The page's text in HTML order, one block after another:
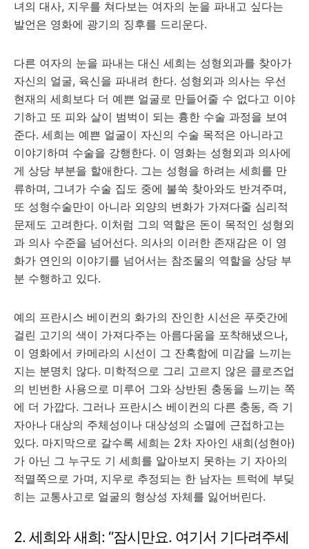
녀의 대사, 지우를 쳐다보는 여자의 눈을 파내고 싶다는
발언은 영화에 광기의 징후를 드리운다.
다른 여자의 눈을 파내는 대신 세희는 성형외과를 찾아가
자신의 얼굴, 육신을 파내려 한다. 성형외과 의사는 우선
현재의 세희보다 더 예쁜 얼굴로 만들어줄 수 없다고 이야
기하고 또 피와 살이 범벅이 되는 흉한 수술 과정을 보여
준다. 세희는 예쁜 얼굴이 자신의 수술 목적은 아니라고
이야기하며 수술을 강행한다. 이 영화는 성형외과 의사에
게 상당 부분을 할애한다. 그는 성형을 하려는 세희를 만
류하며, 그녀가 수술 집도 중에 불쑥 찾아와도 반겨주며,
또 성형수술만이 아니라 외양의 변화가 가져다줄 심리적
문제도 고려한다. 이처럼 그의 역할은 돈이 목적인 성형외
과 의사 수준을 넘어선다. 의사의 이러한 존재감은 이 영
화가 연인의 이야기를 넘어서는 참조물의 역할을 상당 부
분 수행하고 있다.
예의 프란시스 베이컨의 화가의 잔인한 시선은 푸줏간에
걸린 고기의 색이 가져다주는 아름다움을 포착해냈으나,
이 영화에서 카메라의 시선이 그 잔혹함에 미감을 느끼는
지는 분명치 않다. 미학적으로 그리 고르지 않은 클로즈업
의 빈번한 사용으로 미루어 그와 상반된 충동을 느끼는 쪽
에 더 가깝다. 그러나 프란시스 베이컨의 다른 충동, 즉 기
자아나 대상의 주체성이나 대상성의 소멸에 근접하고는
있다. 마지막으로 갈수록 세희는 2차 자아인 새희(성현아)
가 아닌 그 누구도 기 세희를 알아보지 못하는 기 자아의
적멸쪽으로 가며, 지우로 추정되는 한 남자는 트럭에 부딪
히는 교통사고로 얼굴의 형상성 자체를 잃어버린다.
2. 세희와 새희: “잠시만요. 여기서 기다려주세